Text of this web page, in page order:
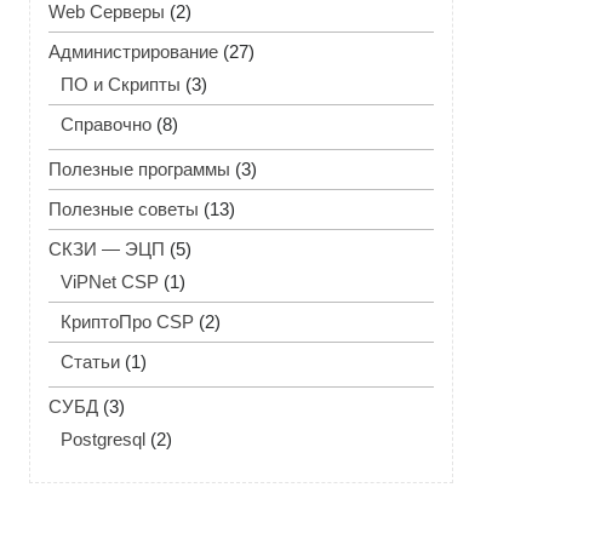
Web Серверы (2)
Администрирование (27)
ПО и Скрипты (3)
Справочно (8)
Полезные программы (3)
Полезные советы (13)
СКЗИ — ЭЦП (5)
ViPNet CSP (1)
КриптоПро CSP (2)
Статьи (1)
СУБД (3)
Postgresql (2)